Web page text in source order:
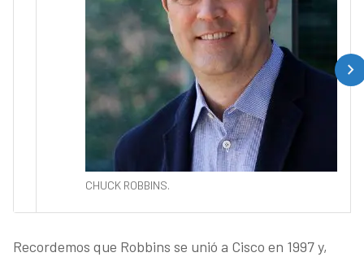
CHUCK ROBBINS.
Recordemos que Robbins se unió a Cisco en 1997 y,